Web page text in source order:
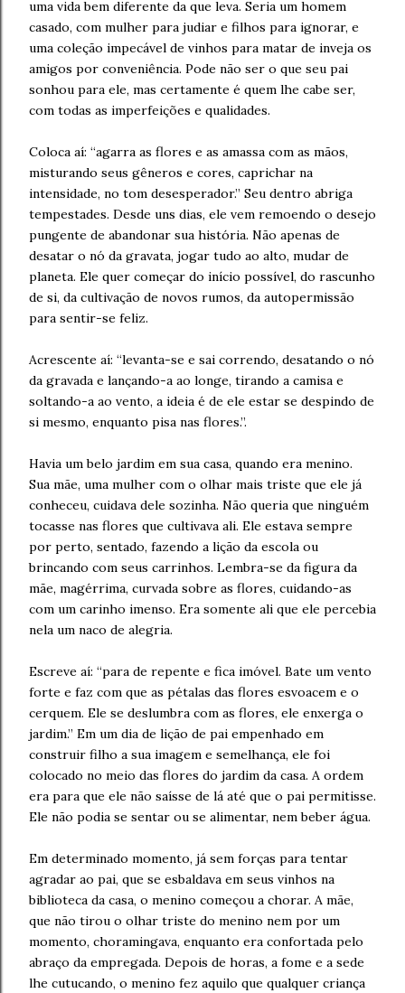
uma vida bem diferente da que leva. Seria um homem
casado, com mulher para judiar e filhos para ignorar, e
uma coleção impecável de vinhos para matar de inveja os
amigos por conveniência. Pode não ser o que seu pai
sonhou para ele, mas certamente é quem lhe cabe ser,
com todas as imperfeições e qualidades.
Coloca aí: “agarra as flores e as amassa com as mãos,
misturando seus gêneros e cores, caprichar na
intensidade, no tom desesperador.” Seu dentro abriga
tempestades. Desde uns dias, ele vem remoendo o desejo
pungente de abandonar sua história. Não apenas de
desatar o nó da gravata, jogar tudo ao alto, mudar de
planeta. Ele quer começar do início possível, do rascunho
de si, da cultivação de novos rumos, da autopermissão
para sentir-se feliz.
Acrescente aí: “levanta-se e sai correndo, desatando o nó
da gravada e lançando-a ao longe, tirando a camisa e
soltando-a ao vento, a ideia é de ele estar se despindo de
si mesmo, enquanto pisa nas flores.”.
Havia um belo jardim em sua casa, quando era menino.
Sua mãe, uma mulher com o olhar mais triste que ele já
conheceu, cuidava dele sozinha. Não queria que ninguém
tocasse nas flores que cultivava ali. Ele estava sempre
por perto, sentado, fazendo a lição da escola ou
brincando com seus carrinhos. Lembra-se da figura da
mãe, magérrima, curvada sobre as flores, cuidando-as
com um carinho imenso. Era somente ali que ele percebia
nela um naco de alegria.
Escreve aí: “para de repente e fica imóvel. Bate um vento
forte e faz com que as pétalas das flores esvoacem e o
cerquem. Ele se deslumbra com as flores, ele enxerga o
jardim.” Em um dia de lição de pai empenhado em
construir filho a sua imagem e semelhança, ele foi
colocado no meio das flores do jardim da casa. A ordem
era para que ele não saísse de lá até que o pai permitisse.
Ele não podia se sentar ou se alimentar, nem beber água.
Em determinado momento, já sem forças para tentar
agradar ao pai, que se esbaldava em seus vinhos na
biblioteca da casa, o menino começou a chorar. A mãe,
que não tirou o olhar triste do menino nem por um
momento, choramingava, enquanto era confortada pelo
abraço da empregada. Depois de horas, a fome e a sede
lhe cutucando, o menino fez aquilo que qualquer criança